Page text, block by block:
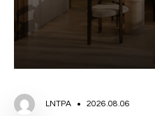
LNTPA 2026.08.06